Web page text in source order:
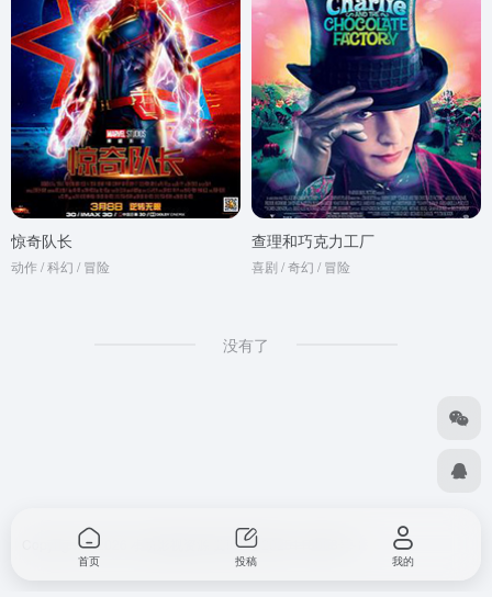
惊奇队长
动作 / 科幻 / 冒险
查理和巧克力工厂
喜剧 / 奇幻 / 冒险
没有了
Copyright © 2026 冀ICP备2025118063号-1
首页 投稿 我的